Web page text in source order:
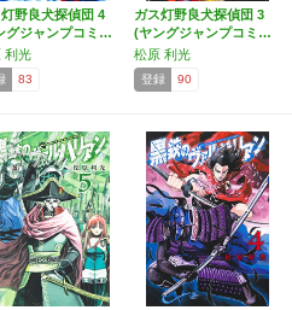
野良犬探偵団 4
グジャンプコミ…
利光
83
ガス灯野良犬探偵団 3
(ヤングジャンプコミ…
松原 利光
登録 90